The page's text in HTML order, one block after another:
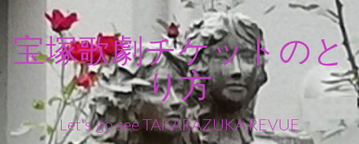
ン
宝塚歌劇チケットのと
り方
Let's go see TAKARAZUKA REVUE